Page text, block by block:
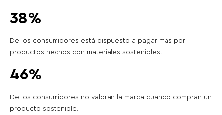
38%
De los consumidores está dispuesto a pagar más por
productos hechos con materiales sostenibles.
46%
De los consumidores no valoran la marca cuando compran un
producto sostenible.